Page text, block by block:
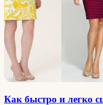
Как быстро и легко